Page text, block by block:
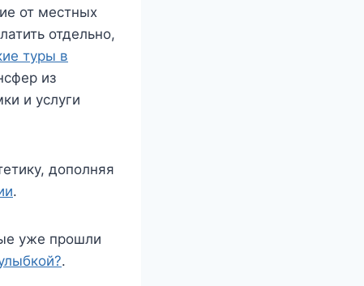
от местных
отдельно,
туры в
из
и услуги
дополняя
.
уже прошли
.